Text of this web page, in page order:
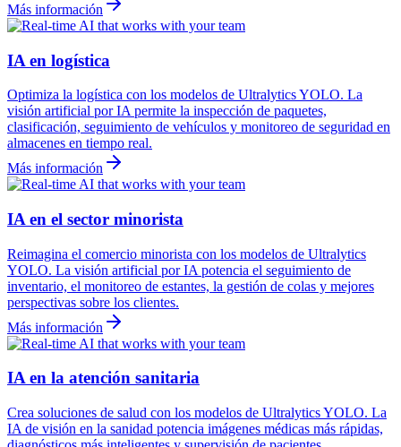
Más información
IA en logística
Optimiza la logística con los modelos de Ultralytics YOLO. La
visión artificial por IA permite la inspección de paquetes,
clasificación, seguimiento de vehículos y monitoreo de seguridad en
almacenes en tiempo real.
Más información
IA en el sector minorista
Reimagina el comercio minorista con los modelos de Ultralytics
YOLO. La visión artificial por IA potencia el seguimiento de
inventario, el monitoreo de estantes, la gestión de colas y mejores
perspectivas sobre los clientes.
Más información
IA en la atención sanitaria
Crea soluciones de salud con los modelos de Ultralytics YOLO. La
IA de visión en la sanidad potencia imágenes médicas más rápidas,